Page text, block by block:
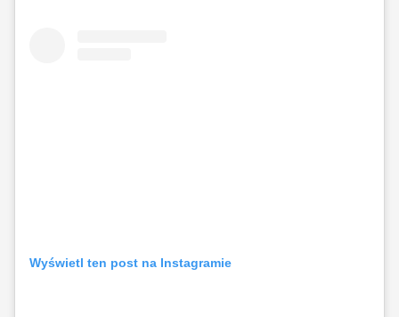
Wyświetl ten post na Instagramie